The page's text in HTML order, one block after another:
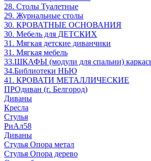
28. Столы Туалетные
29. Журнальные столы
30. КРОВАТНЫЕ ОСНОВАНИЯ
30. Мебель для ДЕТСКИХ
31. Мягкая детские диванчики
31. Мягкая мебель
33.ШКАФЫ (модули для спальни)
34.Библиотеки НЬЮ
41. КРОВАТИ МЕТАЛЛИЧЕСКИЕ
ПРОдиван (г. Белгород)
Диваны
Кресла
Стулья
РиАл58
Диваны
Стулья Опора метал
Стулья Опора дерево